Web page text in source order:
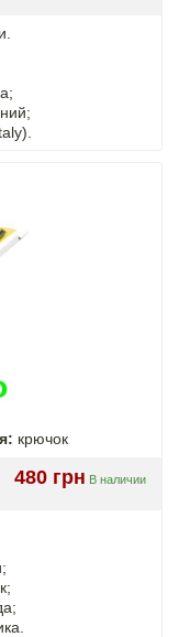
крючок
480 грн В наличии